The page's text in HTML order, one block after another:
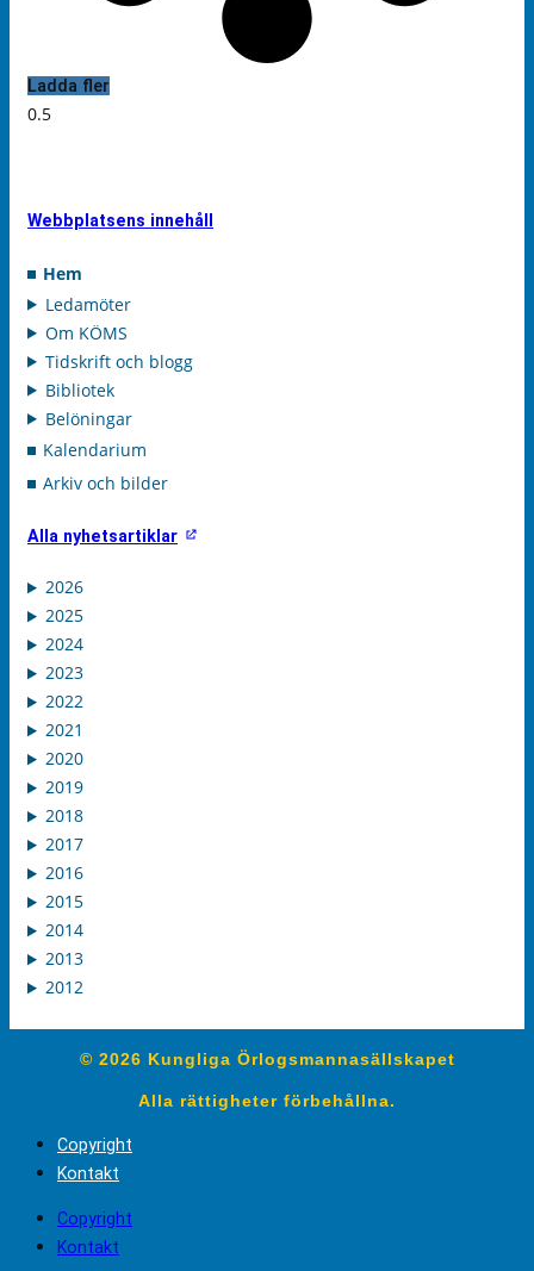
Ladda fler
Webbplatsens innehåll
Hem
Ledamöter
Om KÖMS
Tidskrift och blogg
Bibliotek
Belöningar
Kalendarium
Arkiv och bilder
Alla nyhetsartiklar
2026
2025
2024
2023
2022
2021
2020
2019
2018
2017
2016
2015
2014
2013
2012
© 2026 Kungliga Örlogsmannasällskapet
Alla rättigheter förbehållna.
Copyright
Kontakt
Copyright
Kontakt